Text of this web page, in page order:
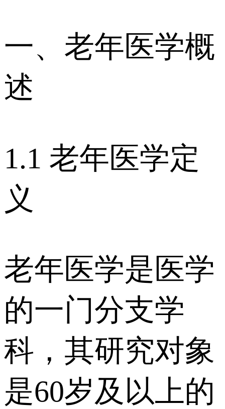
一、老年医学概
述
1.1 老年医学定
义
老年医学是医学
的一门分支学
科，其研究对象
是60岁及以上的